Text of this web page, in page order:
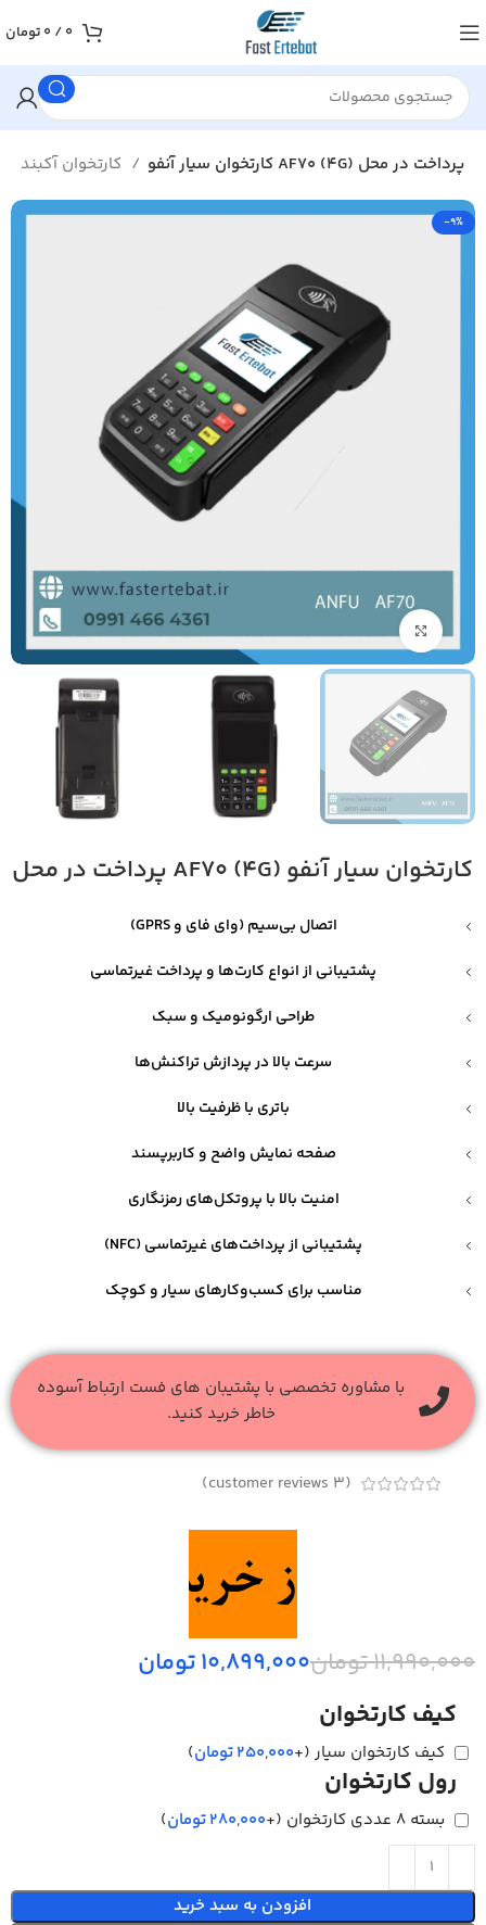
0
/
0 تومان
کارتخوان سیار آنفو AF70 (4G) پرداخت در محل
-9%
کارتخوان سیار آنفو AF70 (4G) پرداخت در محل
اتصال بی‌سیم (وای فای و GPRS)
پشتیبانی از انواع کارت‌ها و پرداخت غیرتماسی
طراحی ارگونومیک و سبک
سرعت بالا در پردازش تراکنش‌ها
باتری با ظرفیت بالا
صفحه نمایش واضح و کاربرپسند
امنیت بالا با پروتکل‌های رمزنگاری
پشتیبانی از پرداخت‌های غیرتماسی (NFC)
مناسب برای کسب‌وکارهای سیار و کوچک
با مشاوره تخصصی با پشتیبان های فست ارتباط آسوده
خاطر خرید کنید.
(
3
11,990,000تومان10,899,000تومان
کیف کارتخوان
کیف کارتخوان سیار (+
250,000تومان)
رول کارتخوان
بسته 8 عددی کارتخوان (+
280,000تومان)
افزودن به سبد خرید